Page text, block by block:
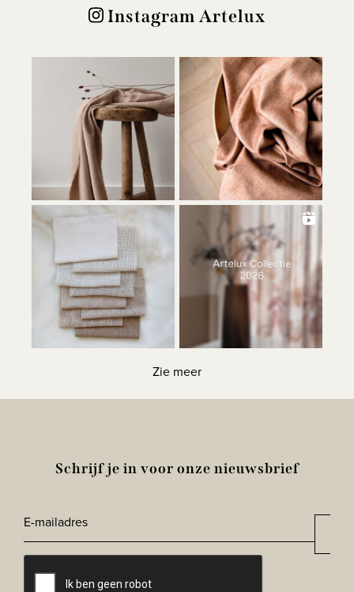
Instagram Artelux
Zie meer
Schrijf je in voor onze nieuwsbrief
E-
mailadres*